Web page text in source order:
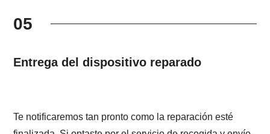
05
Entrega del dispositivo reparado
Te notificaremos tan pronto como la reparación esté